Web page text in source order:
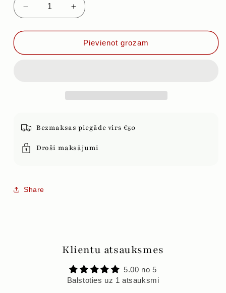
Samazināt
daudzumu
priekš
SĒKLAS,
Palielināt
daudzumu
priekš
FENHEĻA
SĒKLAS,
Pievienot grozam
Bezmaksas piegāde virs €50
Droši maksājumi
Share
Klientu atsauksmes
5.00 no 5
Balstoties uz 1 atsauksmi